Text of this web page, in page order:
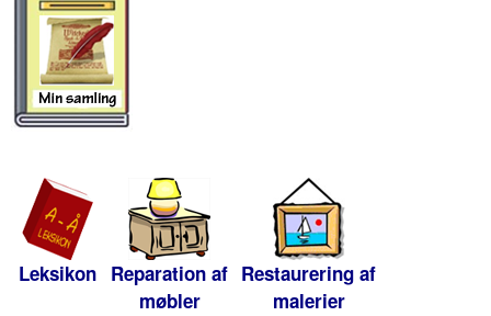
Leksikon Reparation af
møbler
Restaurering af
malerier